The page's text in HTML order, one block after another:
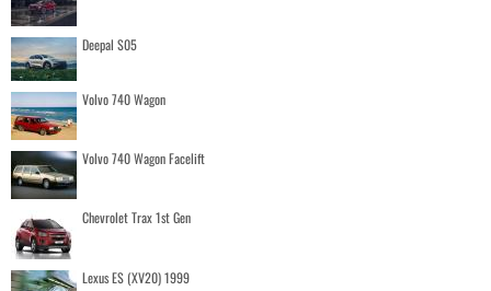
Deepal S05
Volvo 740 Wagon
Volvo 740 Wagon Facelift
Chevrolet Trax 1st Gen
Lexus ES (XV20) 1999